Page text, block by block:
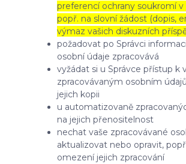
preferencí ochrany soukromí
popř. na slovní žádost (dopis,
výmaz vašich diskuzních
požadovat po Správci
osobní údaje zpracovává
vyžádat si u Správce přístup k
zpracovávaným osobním
jejich kopii
u automatizovaně
na jejich přenositelnost
nechat vaše zpracovávané
aktualizovat nebo opravit,
omezení jejich zpracování